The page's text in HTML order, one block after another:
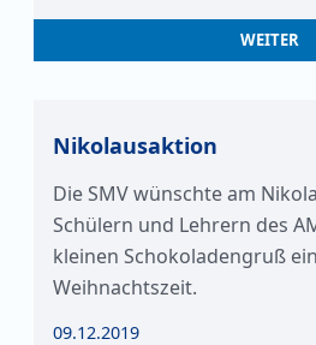
WEITER
Nikolausaktion
Die SMV wünschte am
Schülern und Lehrern des
kleinen Schokoladengruß
Weihnachtszeit.
09.12.2019